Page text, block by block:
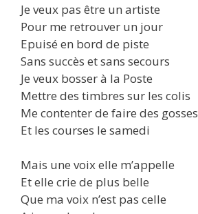
Je veux pas être un artiste
Pour me retrouver un jour
Epuisé en bord de piste
Sans succès et sans secours
Je veux bosser à la Poste
Mettre des timbres sur les colis
Me contenter de faire des gosses
Et les courses le samedi
Mais une voix elle m’appelle
Et elle crie de plus belle
Que ma voix n’est pas celle